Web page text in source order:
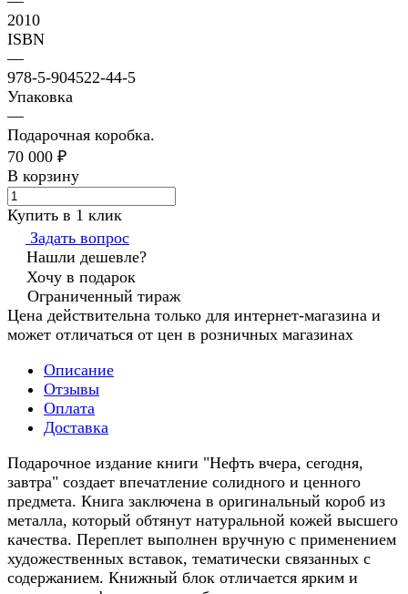
2010
ISBN
—
978-5-904522-44-5
Упаковка
—
Подарочная коробка.
70 000 ₽
В корзину
Купить в 1 клик
Задать вопрос
Нашли дешевле?
Хочу в подарок
Ограниченный тираж
Цена действительна только для интернет-магазина и
может отличаться от цен в розничных магазинах
Описание
Отзывы
Оплата
Доставка
Подарочное издание книги "Нефть вчера, сегодня,
завтра" создает впечатление солидного и ценного
предмета. Книга заключена в оригинальный короб из
металла, который обтянут натуральной кожей высшего
качества. Переплет выполнен вручную с применением
художественных вставок, тематически связанных с
содержанием. Книжный блок отличается ярким и